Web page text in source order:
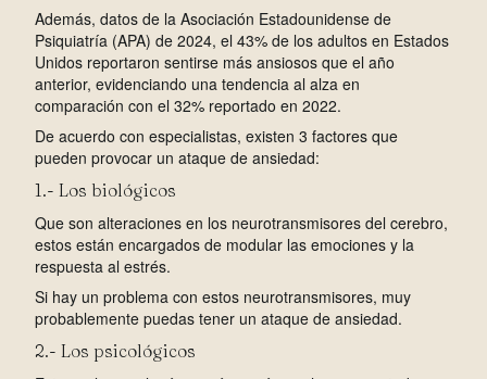
Además, datos de la Asociación Estadounidense de
Psiquiatría (APA) de 2024, el 43% de los adultos en Estados
Unidos reportaron sentirse más ansiosos que el año
anterior, evidenciando una tendencia al alza en
comparación con el 32% reportado en 2022.
De acuerdo con especialistas, existen 3 factores que
pueden provocar un ataque de ansiedad:
1.- Los biológicos
Que son alteraciones en los neurotransmisores del cerebro,
estos están encargados de modular las emociones y la
respuesta al estrés.
Si hay un problema con estos neurotransmisores, muy
probablemente puedas tener un ataque de ansiedad.
2.- Los psicológicos